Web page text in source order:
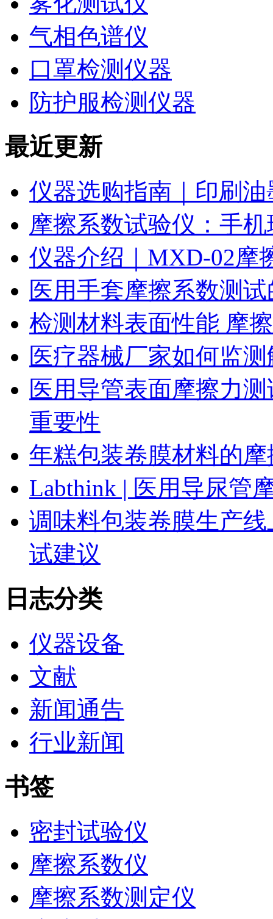
气相色谱仪
口罩检测仪器
防护服检测仪器
最近更新
仪器选购指南｜印刷
摩擦系数试验仪：手
仪器介绍｜MXD-02摩
医用手套摩擦系数测
检测材料表面性能 摩
医疗器械厂家如何监
医用导管表面摩擦力
重要性
年糕包装卷膜材料的
Labthink | 医用导尿管
调味料包装卷膜生产
试建议
日志分类
仪器设备
文献
新闻通告
行业新闻
书签
密封试验仪
摩擦系数仪
摩擦系数测定仪